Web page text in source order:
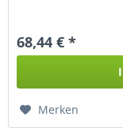
68,44 € *
Merken